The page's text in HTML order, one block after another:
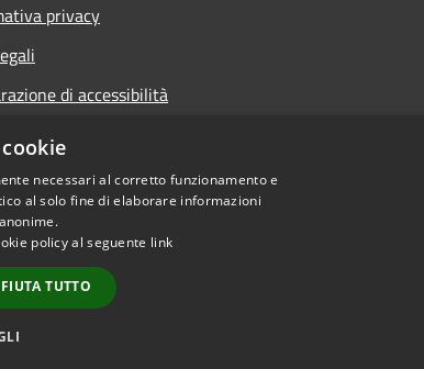
privacy
di accessibilità
© 2026 • Comune di Cassina de' Pecchi • Powered by
necessari al corretto funzionamento e
al solo fine di elaborare informazioni
policy al seguente link
TUTTO